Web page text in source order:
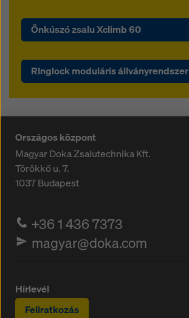
Önkúszó zsalu Xclimb 60
RInglock moduláris állványrendszer
Országos központ
Magyar Doka Zsalutechnika Kft.
Törökkő u. 7.
1037Budapest
+36 1 436 7373
magyar@doka.com
Hírlevél
Feliratkozás